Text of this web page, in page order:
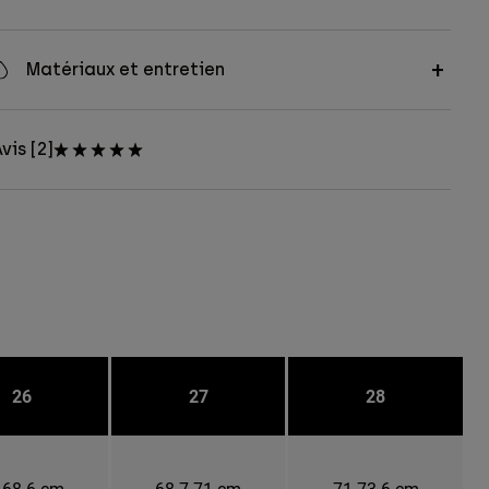
Matériaux et entretien
[2]
26 27 28